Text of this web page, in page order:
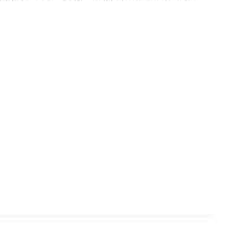
자들 사이에서 인기를 끄
가 자문 (EA)를 통한 자동
입니다.
, 상품, 암호화폐 등 다양
인 기술 분석을 위한 향상
통합된 경제 캘린더와 뉴